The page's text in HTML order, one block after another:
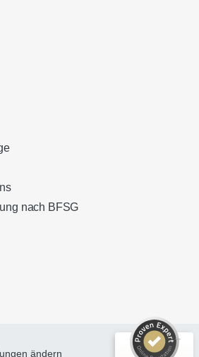
nach BFSG
ändern
Kundenbewertungen und Erfahrungen zu
32
Bewertungen auf
ProvenExpert.com